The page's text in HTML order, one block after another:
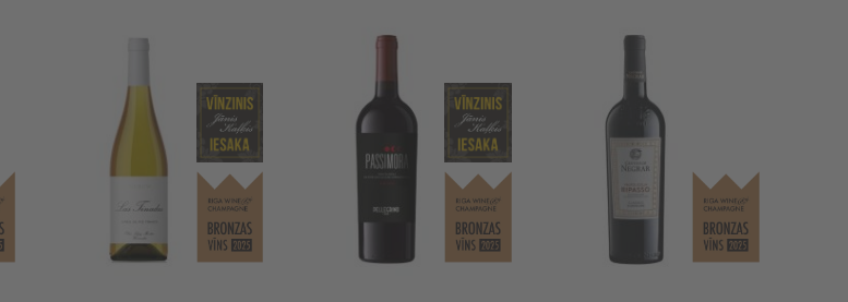
Baltv. Verum Las Tinadas Airén 11.5% Sarkanv. Passimora Nero D'Avola 14% Sark.v. Negrar Valpolicella Ripasso 13.5%